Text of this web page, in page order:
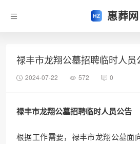
惠葬网
禄丰市龙翔公墓招聘临时人员
2024-07-22 572 0
禄丰市龙翔公墓招聘临时人员公告
根据工作需要，禄丰市龙翔公墓面